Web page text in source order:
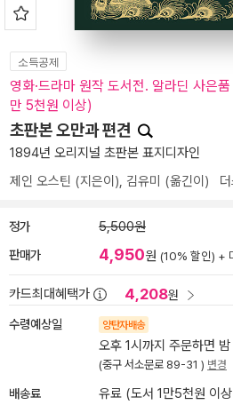
소득공제
영화·드라마 원작 도서전. 알라딘 사은
만 5천원 이상)
초판본 오만과 편견
1894년 오리지널 초판본 표지디자인
제인 오스틴 (지은이), 김유미 (옮긴이)
정가 5,500원
판매가 4,950원 (10% 할인) +
카드최대혜택가 4,208원
수령예상일 양탄자배송
오후 1시까지 주문하면 밤
(중구 서소문로 89-31 ) 변경
배송료 유료 (도서 1만5천원 이